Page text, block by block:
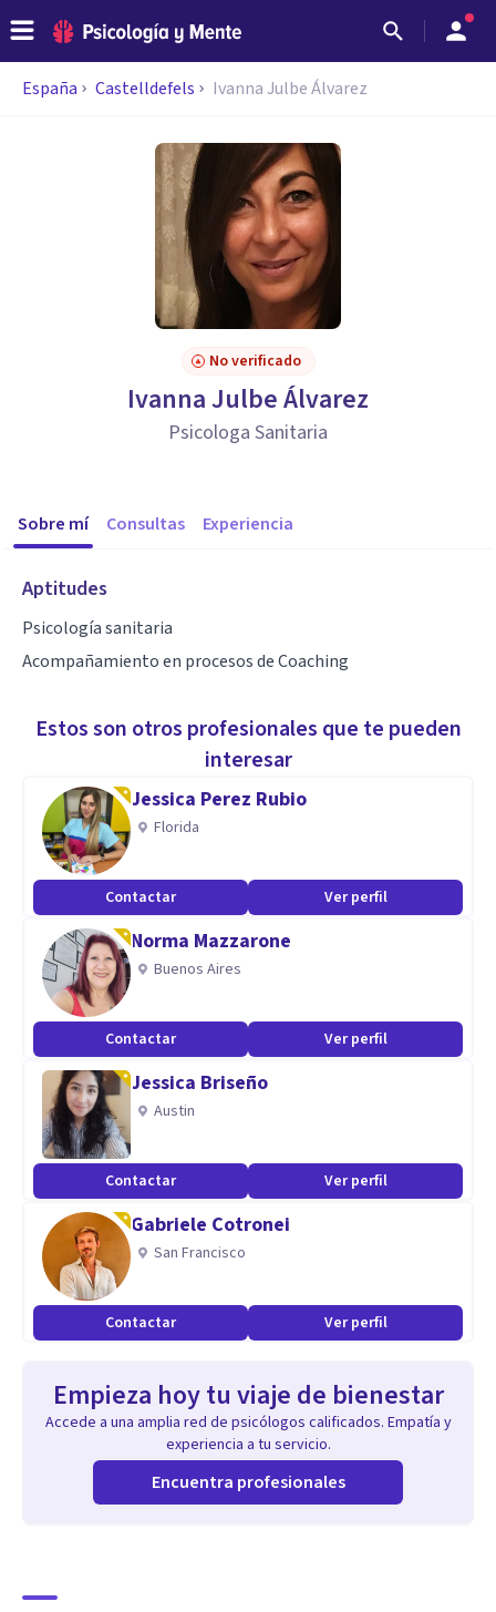
España Castelldefels Ivanna Julbe Álvarez
No verificado
Ivanna Julbe Álvarez
Psicologa Sanitaria
Sobre mí Consultas Experiencia
Aptitudes
Psicología sanitaria
Acompañamiento en procesos de Coaching
Estos son otros profesionales que te pueden
interesar
Jessica Perez Rubio
Florida
Contactar Ver perfil
Norma Mazzarone
Buenos Aires
Contactar Ver perfil
Jessica Briseño
Austin
Contactar Ver perfil
Gabriele Cotronei
San Francisco
Contactar Ver perfil
Empieza hoy tu viaje de bienestar
Accede a una amplia red de psicólogos calificados. Empatía y
experiencia a tu servicio.
Encuentra profesionales